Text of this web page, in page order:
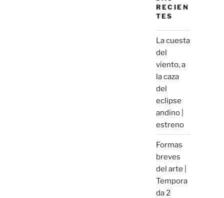
RECIEN
TES
La cuesta
del
viento, a
la caza
del
eclipse
andino |
estreno
Formas
breves
del arte |
Tempora
da 2